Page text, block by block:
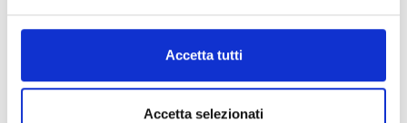
Accetta tutti
Accetta selezionati